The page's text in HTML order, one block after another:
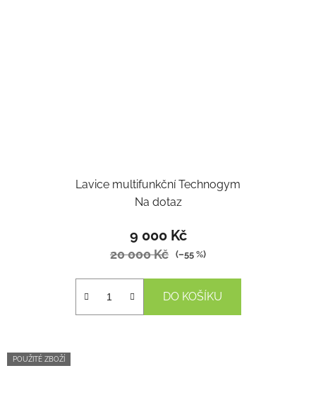
Lavice multifunkční Technogym
Na dotaz
9 000 Kč
20 000 Kč (–55 %)
DO KOŠÍKU
POUŽITÉ ZBOŽÍ